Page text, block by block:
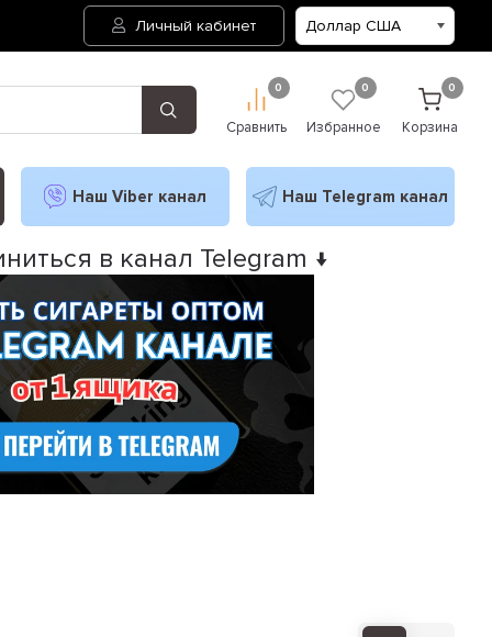
Личный кабинет
0
Сравнить
0
Избранное
0
Корзина
Наш Viber канал Наш Telegram канал
в канал Telegram ↓